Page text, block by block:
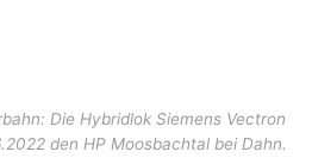
Die Hybridlok Siemens Vectron
den HP Moosbachtal bei Dahn.